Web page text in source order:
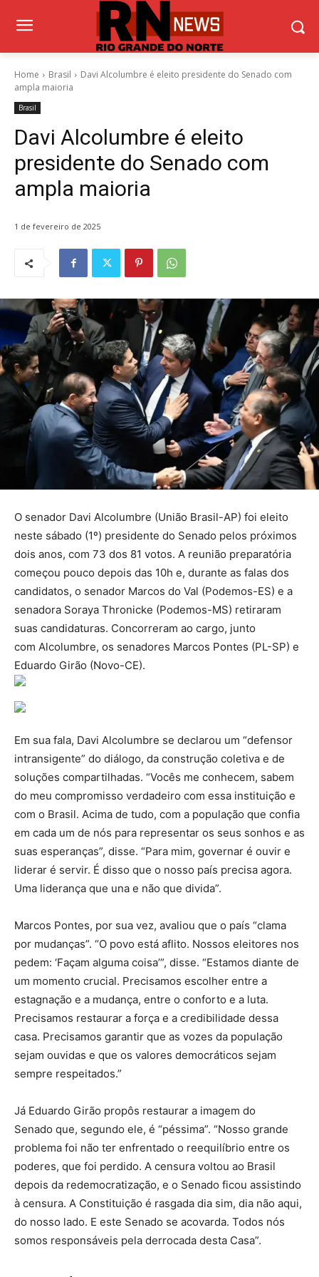
Home Brasil
Davi Alcolumbre é eleito presidente do Senado com
ampla maioria
Brasil
Davi Alcolumbre é eleito
presidente do Senado com
ampla maioria
1 de fevereiro de 2025
O senador Davi Alcolumbre (União Brasil-AP) foi eleito
neste sábado (1º) presidente do Senado pelos próximos
dois anos, com 73 dos 81 votos. A reunião preparatória
começou pouco depois das 10h e, durante as falas dos
candidatos, o senador Marcos do Val (Podemos-ES) e a
senadora Soraya Thronicke (Podemos-MS) retiraram
suas candidaturas. Concorreram ao cargo, junto
com Alcolumbre, os senadores Marcos Pontes (PL-SP) e
Eduardo Girão (Novo-CE).
Em sua fala, Davi Alcolumbre se declarou um “defensor
intransigente” do diálogo, da construção coletiva e de
soluções compartilhadas. “Vocês me conhecem, sabem
do meu compromisso verdadeiro com essa instituição e
com o Brasil. Acima de tudo, com a população que confia
em cada um de nós para representar os seus sonhos e as
suas esperanças”, disse. “Para mim, governar é ouvir e
liderar é servir. É disso que o nosso país precisa agora.
Uma liderança que una e não que divida”.
Marcos Pontes, por sua vez, avaliou que o país “clama
por mudanças”. “O povo está aflito. Nossos eleitores nos
pedem: ‘Façam alguma coisa’”, disse. “Estamos diante de
um momento crucial. Precisamos escolher entre a
estagnação e a mudança, entre o conforto e a luta.
Precisamos restaurar a força e a credibilidade dessa
casa. Precisamos garantir que as vozes da população
sejam ouvidas e que os valores democráticos sejam
sempre respeitados.”
Já Eduardo Girão propôs restaurar a imagem do
Senado que, segundo ele, é “péssima”. “Nosso grande
problema foi não ter enfrentado o reequilíbrio entre os
poderes, que foi perdido. A censura voltou ao Brasil
depois da redemocratização, e o Senado ficou assistindo
à censura. A Constituição é rasgada dia sim, dia não aqui,
do nosso lado. E este Senado se acovarda. Todos nós
somos responsáveis pela derrocada desta Casa”.